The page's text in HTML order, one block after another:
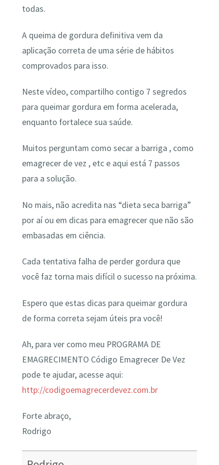
todas.
A queima de gordura definitiva vem da
aplicação correta de uma série de hábitos
comprovados para isso.
Neste vídeo, compartilho contigo 7 segredos
para queimar gordura em forma acelerada,
enquanto fortalece sua saúde.
Muitos perguntam como secar a barriga , como
emagrecer de vez , etc e aqui está 7 passos
para a solução.
No mais, não acredita nas “dieta seca barriga”
por aí ou em dicas para emagrecer que não são
embasadas em ciência.
Cada tentativa falha de perder gordura que
você faz torna mais difícil o sucesso na próxima.
Espero que estas dicas para queimar gordura
de forma correta sejam úteis pra você!
Ah, para ver como meu PROGRAMA DE
EMAGRECIMENTO Código Emagrecer De Vez
pode te ajudar, acesse aqui:
http://codigoemagrecerdevez.com.br
Forte abraço,
Rodrigo